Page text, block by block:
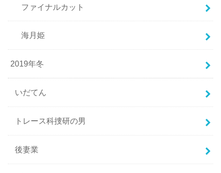
ファイナルカット
海月姫
2019年冬
いだてん
トレース科捜研の男
後妻業